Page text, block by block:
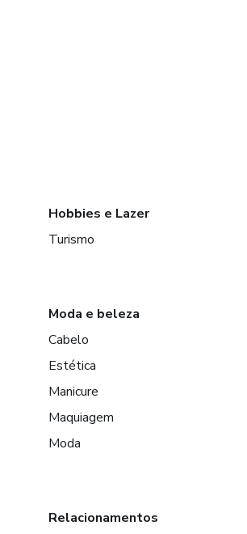
Hobbies e Lazer
Turismo
Moda e beleza
Cabelo
Estética
Manicure
Maquiagem
Moda
Relacionamentos